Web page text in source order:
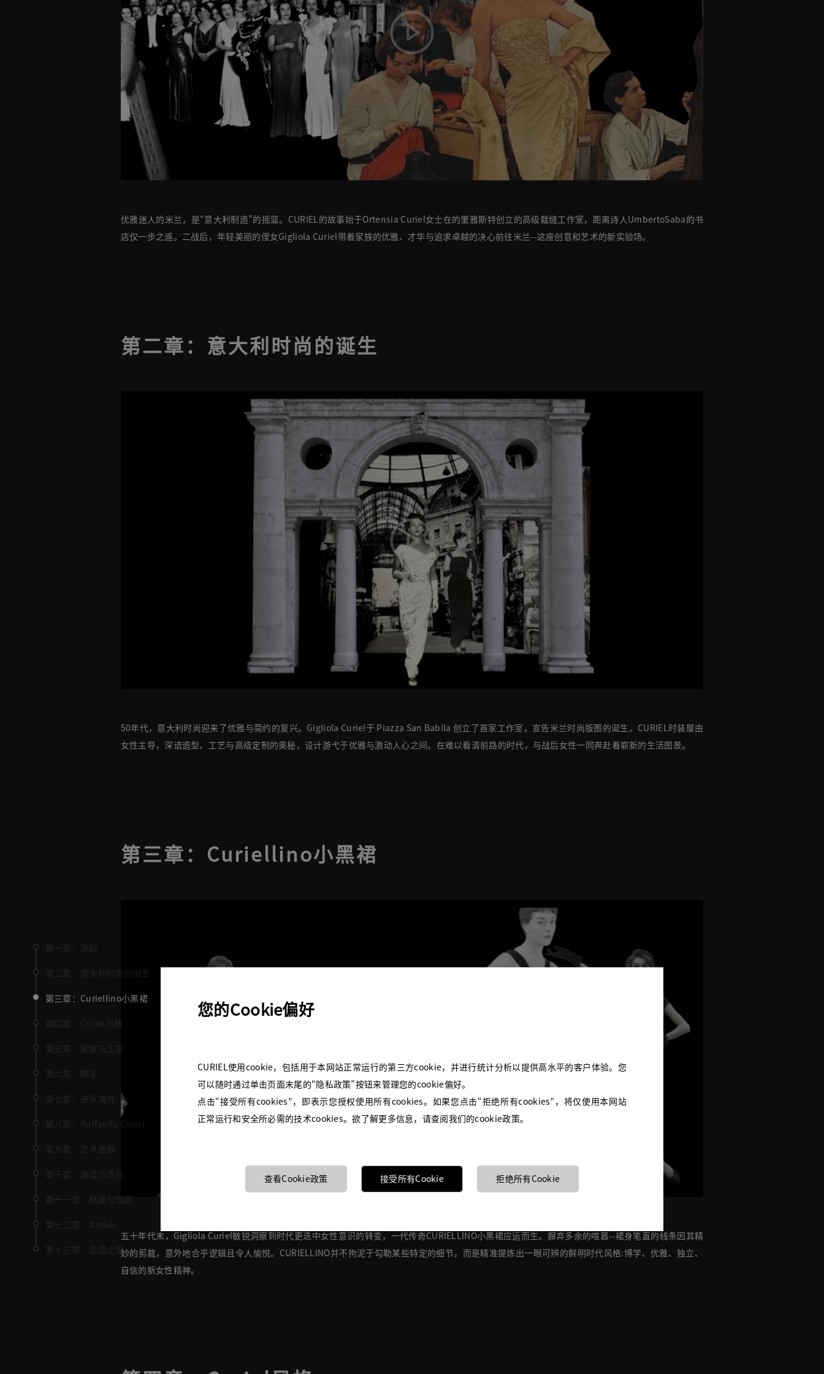
第二章：意大利时尚的诞生
第三章：Curiellino小黑裙
第四章：Curiel风格
第五章：家族与生意
第八章：Raffaella Curiel
第十章：承诺与责任
第十一章：档案与馆藏
第十三章：蔻蕊之爱
优雅迷人的米兰，是“意大利制造”的摇篮。CURIEL的故事始于Ortensia Curiel女士在的里雅斯特创立的高级裁缝工作室，距离诗人UmbertoSaba的书
店仅一步之遥。二战后，年轻美丽的侄女Gigliola Curiel带着家族的优雅、才华与追求卓越的决心前往米兰--这座创意和艺术的新实验场。
第二章：意大利时尚的诞生
50年代，意大利时尚迎来了优雅与简约的复兴。Gigliola Curiel于 Piazza San Babila 创立了首家工作室，宣告米兰时尚版图的诞生。CURIEL时装屋由
女性主导，深谙造型、工艺与高级定制的奥秘，设计游弋于优雅与激动人心之间。在难以看清前路的时代，与战后女性一同奔赴着崭新的生活图景。
第三章：Curiellino小黑裙
五十年代末，Gigliola Curiel敏锐洞察到时代更迭中女性意识的转变，一代传奇CURIELLINO小黑裙应运而生。摒弃多余的喧嚣--裙身笔直的线条因其精
妙的剪裁，意外地合乎逻辑且令人愉悦。CURIELLINO并不拘泥于勾勒某些特定的细节，而是精准提炼出一眼可辨的鲜明时代风格:博学、优雅、独立、
自信的新女性精神。
您的Cookie偏好
CURIEL使用cookie，包括用于本网站正常运行的第三方cookie，并进行统计分析以提供高水平的客户体验。您
可以随时通过单击页面末尾的“隐私政策”按钮来管理您的cookie偏好。
点击“接受所有cookies”，即表示您授权使用所有cookies。如果您点击“拒绝所有cookies”，将仅使用本网站
正常运行和安全所必需的技术cookies。欲了解更多信息，请查阅我们的cookie政策。
查看Cookie政策 接受所有Cookie 拒绝所有Cookie